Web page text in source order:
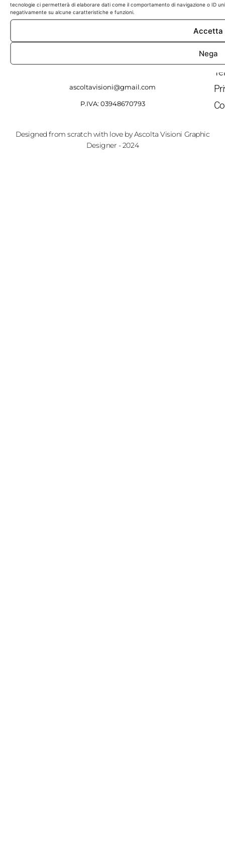
tecnologie ci permetterà di elaborare dati come il comportamento di navigazione o ID
negativamente su alcune caratteristiche e funzioni.
Accetta
Nega
ascoltavisioni@gmail.com
P.IVA: 03948670793
Designed from scratch with love by Ascolta Visioni Graphic
Designer - 2024